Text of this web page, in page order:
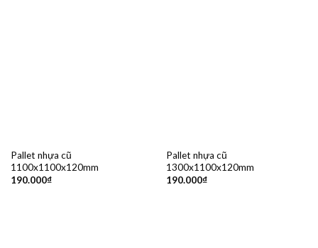
Pallet nhựa cũ
1100x1100x120mm
190.000₫
Pallet nhựa cũ
1300x1100x120mm
190.000₫